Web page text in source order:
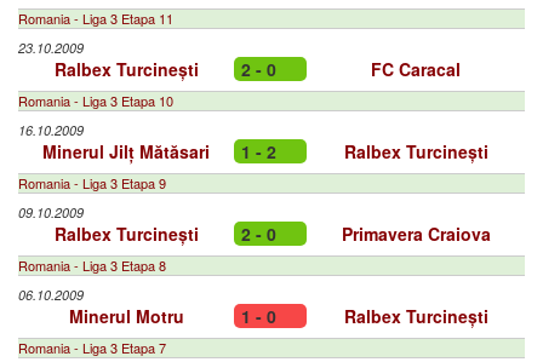
Romania - Liga 3 Etapa 11
23.10.2009
Ralbex Turcinești 2 - 0 FC Caracal
Romania - Liga 3 Etapa 10
16.10.2009
Minerul Jilț Mătăsari 1 - 2 Ralbex Turcinești
Romania - Liga 3 Etapa 9
09.10.2009
Ralbex Turcinești 2 - 0 Primavera Craiova
Romania - Liga 3 Etapa 8
06.10.2009
Minerul Motru 1 - 0 Ralbex Turcinești
Romania - Liga 3 Etapa 7